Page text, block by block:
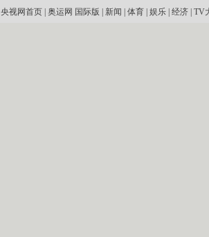
央视网首页| 奥运网 国际版 新闻 体育| 娱乐| 经济| TV